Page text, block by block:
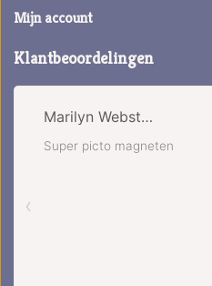
Mijn account
Klantbeoordelingen